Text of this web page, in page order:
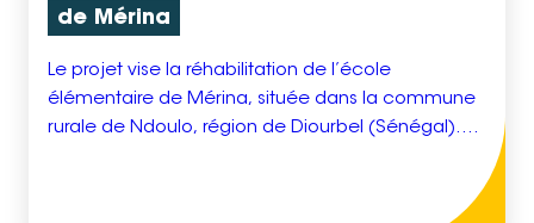
de Mérina
Le projet vise la réhabilitation de l’école
élémentaire de Mérina, située dans la commune
rurale de Ndoulo, région de Diourbel (Sénégal).